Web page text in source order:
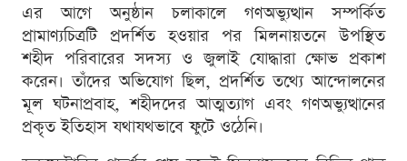
এর আগে অনুষ্ঠান চলাকালে গণঅভ্যুত্থান সম্পর্কিত
প্রামাণ্যচিত্রটি প্রদর্শিত হওয়ার পর মিলনায়তনে উপস্থিত
শহীদ পরিবারের সদস্য ও জুলাই যোদ্ধারা ক্ষোভ প্রকাশ
করেন। তাঁদের অভিযোগ ছিল, প্রদর্শিত তথ্যে আন্দোলনের
মূল ঘটনাপ্রবাহ, শহীদদের আত্মত্যাগ এবং গণঅভ্যুত্থানের
প্রকৃত ইতিহাস যথাযথভাবে ফুটে ওঠেনি।